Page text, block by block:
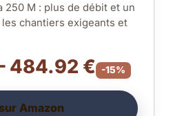
M : plus de débit et un
chantiers exigeants et
484.92 € -15%
Amazon